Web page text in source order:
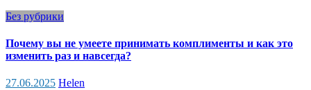
Без рубрики
Почему вы не умеете принимать комплименты и как это
изменить раз и навсегда?
27.06.2025 Helen